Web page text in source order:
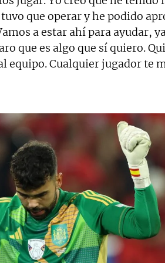
que operar y he podido
a estar ahí para ayudar,
que es algo que sí quiero.
equipo. Cualquier jugador te